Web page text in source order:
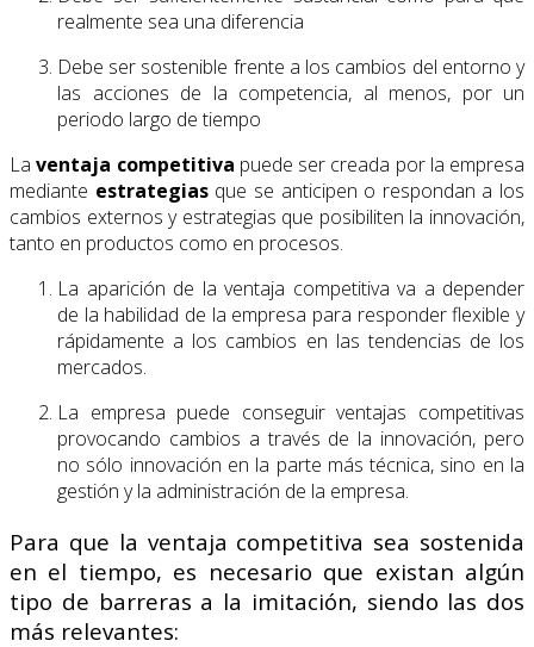
realmente sea una diferencia
Debe ser sostenible frente a los cambios del entorno y
las acciones de la competencia, al menos, por un
periodo largo de tiempo
Laventaja competitiva puede ser creada por la empresa
mediante estrategiasque se anticipen o respondan a los
cambios externos y estrategias que posibiliten la innovación,
tanto en productos como en procesos.
La aparición de la ventaja competitiva va a depender
de la habilidad de la empresa para responder flexible y
rápidamente a los cambios en las tendencias de los
mercados.
La empresa puede conseguir ventajas competitivas
provocando cambios a través de la innovación, pero
no sólo innovación en la parte más técnica, sino en la
gestión y la administración de la empresa.
Para que la ventaja competitiva sea sostenida
en el tiempo, es necesario que existan algún
tipo de barreras a la imitación, siendo las dos
más relevantes: